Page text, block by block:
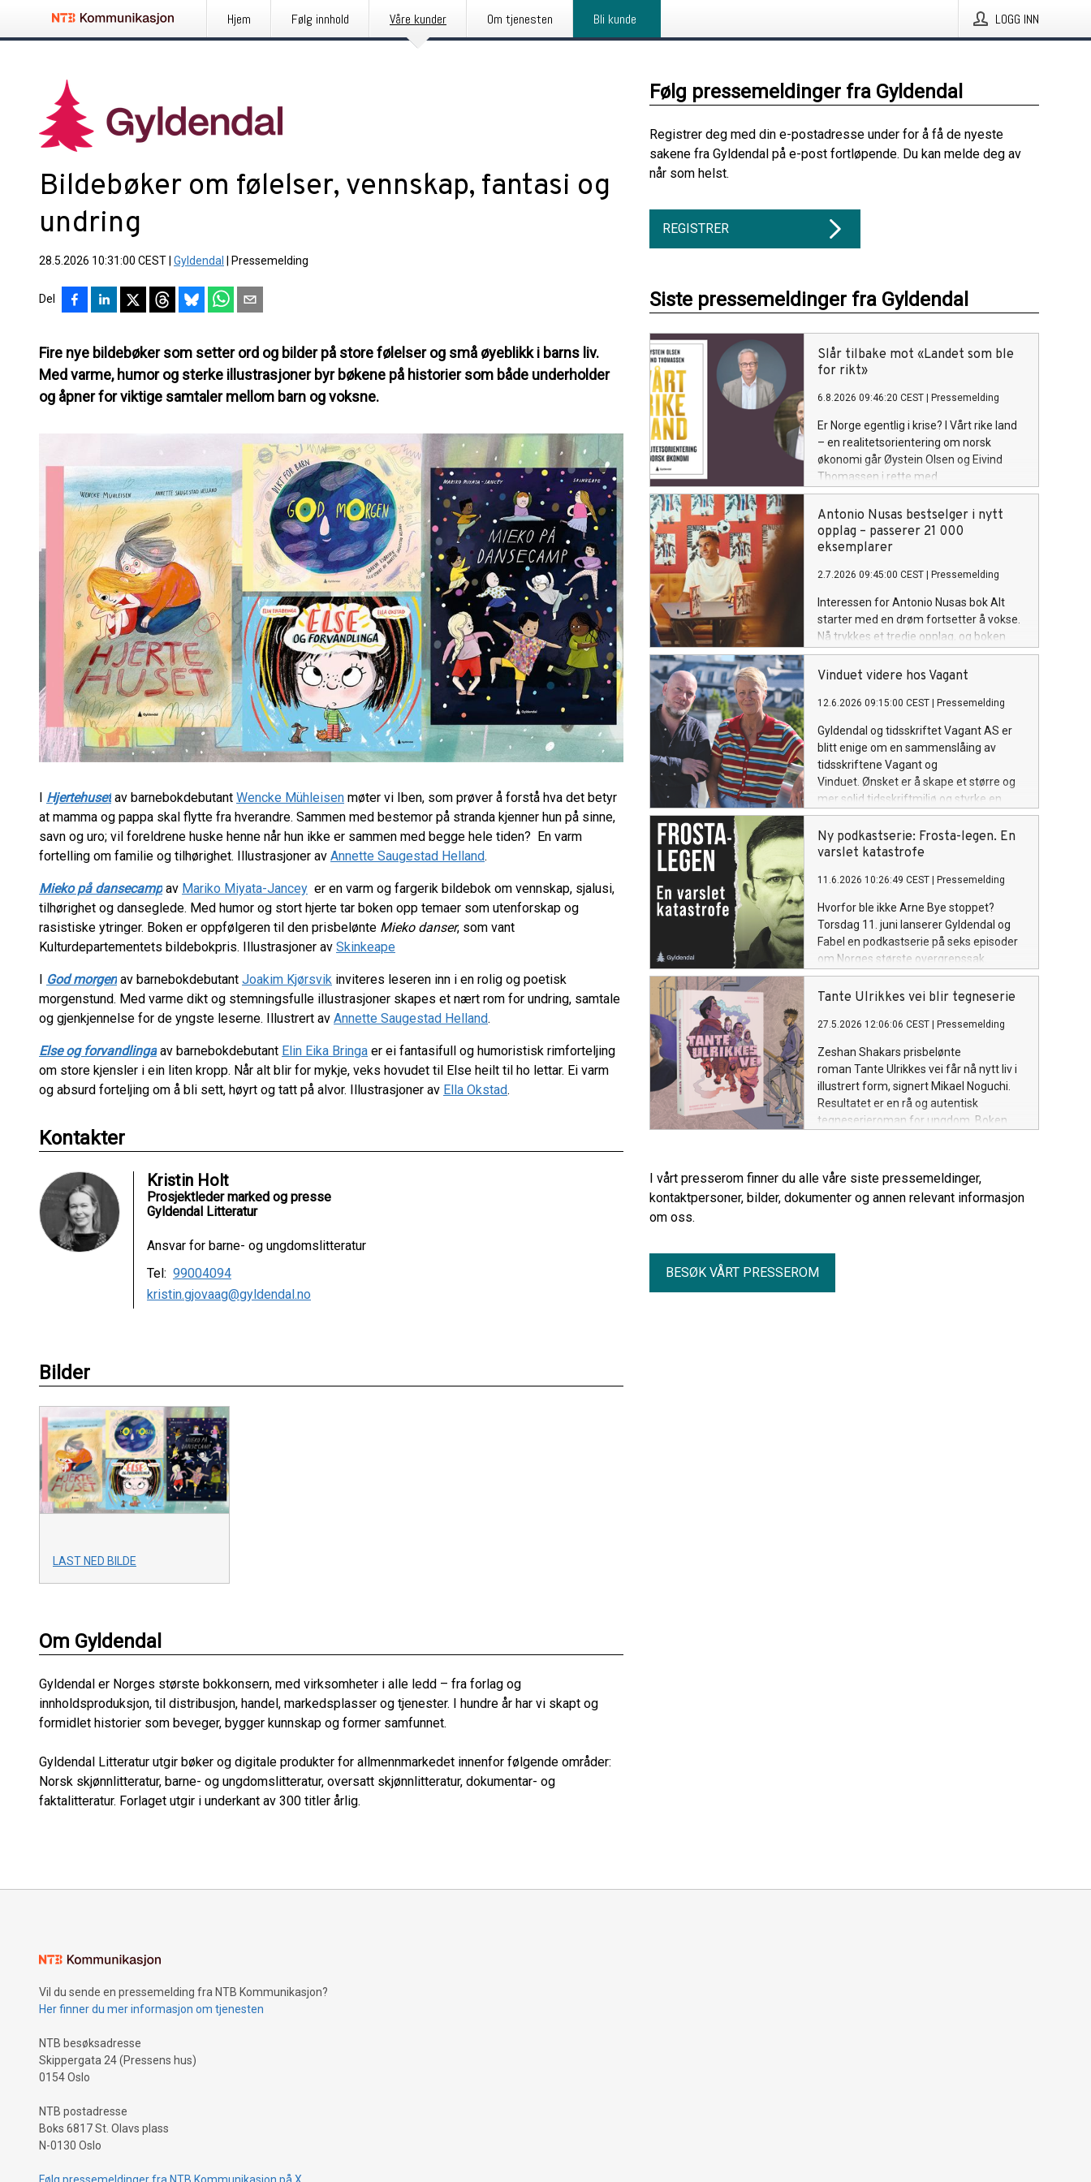
Hjem Følg innhold Våre kunder Om tjenesten Bli kunde LOGG INN
Bildebøker om følelser, vennskap, fantasi og
undring
28.5.2026 10:31:00 CEST Gyldendal Pressemelding
Del
Fire nye bildebøker som setter ord og bilder på store følelser og små øyeblikk i barns liv.
Med varme, humor og sterke illustrasjoner byr bøkene på historier som både underholder
og åpner for viktige samtaler mellom barn og voksne.
I Hjertehuset av barnebokdebutant Wencke Mühleisen møter vi Iben, som prøver å forstå hva det betyr
at mamma og pappa skal flytte fra hverandre. Sammen med bestemor på stranda kjenner hun på sinne,
savn og uro; vil foreldrene huske henne når hun ikke er sammen med begge hele tiden? En varm
fortelling om familie og tilhørighet. Illustrasjoner av Annette Saugestad Helland.
Mieko på dansecamp av Mariko Miyata-Jancey er en varm og fargerik bildebok om vennskap, sjalusi,
tilhørighet og danseglede. Med humor og stort hjerte tar boken opp temaer som utenforskap og
rasistiske ytringer. Boken er oppfølgeren til den prisbelønte Mieko danser, som vant
Kulturdepartementets bildebokpris. Illustrasjoner av Skinkeape
I God morgen av barnebokdebutant Joakim Kjørsvik inviteres leseren inn i en rolig og poetisk
morgenstund. Med varme dikt og stemningsfulle illustrasjoner skapes et nært rom for undring, samtale
og gjenkjennelse for de yngste leserne. Illustrert av Annette Saugestad Helland.
Else og forvandlinga av barnebokdebutant Elin Eika Bringa er ei fantasifull og humoristisk rimforteljing
om store kjensler i ein liten kropp. Når alt blir for mykje, veks hovudet til Else heilt til ho lettar. Ei varm
og absurd forteljing om å bli sett, høyrt og tatt på alvor. Illustrasjoner av Ella Okstad.
Kontakter
Kristin Holt
Prosjektleder marked og presse
Gyldendal Litteratur
Ansvar for barne- og ungdomslitteratur
Tel: 99004094
kristin.gjovaag@gyldendal.no
Bilder
LAST NED BILDE
Om Gyldendal
Gyldendal er Norges største bokkonsern, med virksomheter i alle ledd – fra forlag og
innholdsproduksjon, til distribusjon, handel, markedsplasser og tjenester. I hundre år har vi skapt og
formidlet historier som beveger, bygger kunnskap og former samfunnet.
Gyldendal Litteratur utgir bøker og digitale produkter for allmennmarkedet innenfor følgende områder:
Norsk skjønnlitteratur, barne- og ungdomslitteratur, oversatt skjønnlitteratur, dokumentar- og
faktalitteratur. Forlaget utgir i underkant av 300 titler årlig.
Følg pressemeldinger fra Gyldendal
Registrer deg med din e-postadresse under for å få de nyeste
sakene fra Gyldendal på e-post fortløpende. Du kan melde deg av
når som helst.
REGISTRER
Siste pressemeldinger fra Gyldendal
Slår tilbake mot «Landet som ble
for rikt»
6.8.2026 09:46:20 CEST Pressemelding
Er Norge egentlig i krise? I Vårt rike land
– en realitetsorientering om norsk
økonomi går Øystein Olsen og Eivind
Thomassen i rette med
dommedagsfortellingene om Norge.
Boka er et motsvar til Martin Bech Holtes
Landet som ble for rikt og andre
analyser som har preget den
årene. Lansering: Torsdag 6. august
Antonio Nusas bestselger i nytt
opplag – passerer 21 000
eksemplarer
2.7.2026 09:45:00 CEST Pressemelding
Interessen for Antonio Nusas bok Alt
starter med en drøm fortsetter å vokse.
Nå trykkes et tredje opplag, og boken
passerer dermed totalt 21 000
eksemplarer.
Vinduet videre hos Vagant
12.6.2026 09:15:00 CEST Pressemelding
Gyldendal og tidsskriftet Vagant AS er
blitt enige om en sammenslåing av
tidsskriftene Vagant og
Vinduet. Ønsket er å skape et større og
mer solid tidsskriftmiljø og styrke en
viktig arena for litterær samtale og
kritikk. Det nye tidsskriftet skal fortsette
under navnet Vagant. Arven
stoffutvalg og gjennom bidragsytere.
Ny podkastserie: Frosta-legen. En
varslet katastrofe
11.6.2026 10:26:49 CEST Pressemelding
Hvorfor ble ikke Arne Bye stoppet?
Torsdag 11. juni lanserer Gyldendal og
Fabel en podkastserie på seks episoder
om Norges største overgrepssak.
Tante Ulrikkes vei blir tegneserie
27.5.2026 12:06:06 CEST Pressemelding
Zeshan Shakars prisbelønte
roman Tante Ulrikkes vei får nå nytt liv i
illustrert form, signert Mikael Noguchi.
Resultatet er en rå og autentisk
tegneserieroman for ungdom. Boken
I vårt presserom finner du alle våre siste pressemeldinger,
kontaktpersoner, bilder, dokumenter og annen relevant informasjon
om oss.
BESØK VÅRT PRESSEROM
Vil du sende en pressemelding fra NTB Kommunikasjon?
Her finner du mer informasjon om tjenesten
NTB besøksadresse
Skippergata 24 (Pressens hus)
0154 Oslo
NTB postadresse
Boks 6817 St. Olavs plass
N-0130 Oslo